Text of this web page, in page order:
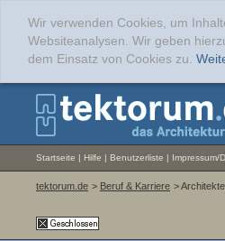
Wir verwenden Cookies, um
Websiteanalysen. Wir geben
dem Einsatz von Cookies zu.
Startseite | Hilfe | Benutzerliste | Impressum/
tektorum.de > Beruf & Karriere >